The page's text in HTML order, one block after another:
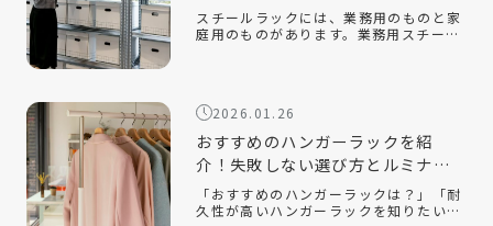
ポイントを解説！
スチールラックには、業務用のものと家
庭用のものがあります。業務用スチール
選べ […]
2026.01.26
おすすめのハンガーラックを紹
介！失敗しない選び方とルミナス
クラブ人気モデルを解説
「おすすめのハンガーラックは？」「耐
久性が高いハンガーラックを知りたい」